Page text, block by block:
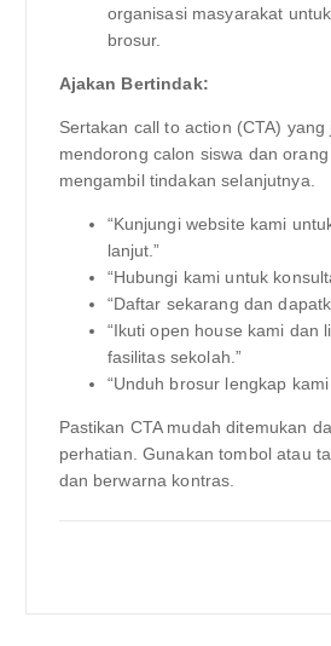
organisasi masyarakat
brosur.
Ajakan Bertindak:
Sertakan call to action (CTA) yang
mendorong calon siswa dan
mengambil tindakan selanjutnya.
“Kunjungi website kami
lanjut.”
“Hubungi kami untuk
“Daftar sekarang dan
“Ikuti open house kami dan
fasilitas sekolah.”
“Unduh brosur lengkap kami
Pastikan CTA mudah ditemukan
perhatian. Gunakan tombol atau
dan berwarna kontras.